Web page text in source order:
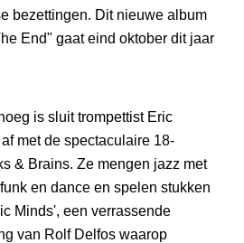
bezettingen. Dit nieuwe album
End" gaat eind oktober dit jaar
is sluit trompettist Eric
met de spectaculaire 18-
& Brains. Ze mengen jazz met
en dance en spelen stukken
Minds', een verrassende
van Rolf Delfos waarop